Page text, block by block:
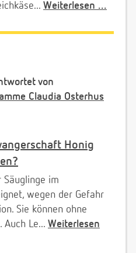
Weiterlesen ...
von
Claudia Osterhus
Honig
im
wegen der Gefahr
Sie können ohne
Auch Le... Weiterlesen